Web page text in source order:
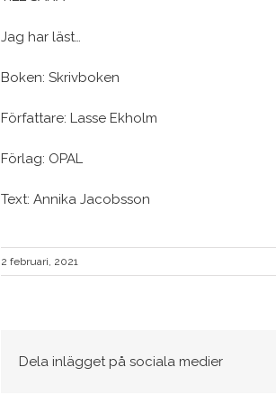
Jag har läst…
Boken: Skrivboken
Författare: Lasse Ekholm
Förlag: OPAL
Text: Annika Jacobsson
2 februari, 2021
Dela inlägget på sociala medier